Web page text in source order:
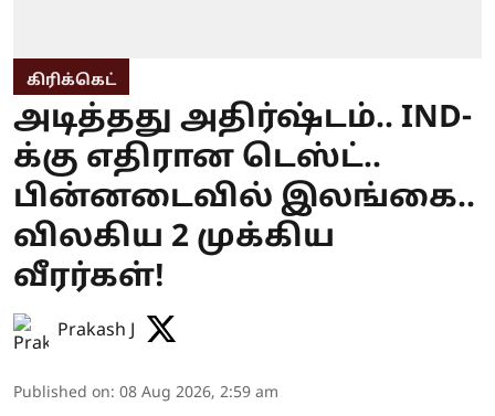
கிரிக்கெட்
அடித்தது அதிர்ஷ்டம்.. IND-
க்கு எதிரான டெஸ்ட்..
பின்னடைவில் இலங்கை..
விலகிய 2 முக்கிய
வீரர்கள்!
Prakash J
Published on: 08 Aug 2026, 2:59 am